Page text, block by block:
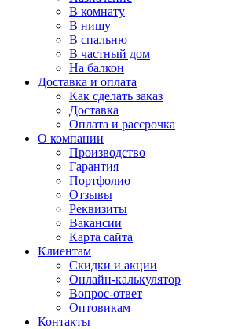
В комнату
В нишу
В спальню
В частный дом
На балкон
Доставка и оплата
Как сделать заказ
Доставка
Оплата и рассрочка
О компании
Производство
Гарантия
Портфолио
Отзывы
Реквизиты
Вакансии
Карта сайта
Клиентам
Скидки и акции
Онлайн-калькулятор
Вопрос-ответ
Оптовикам
Контакты